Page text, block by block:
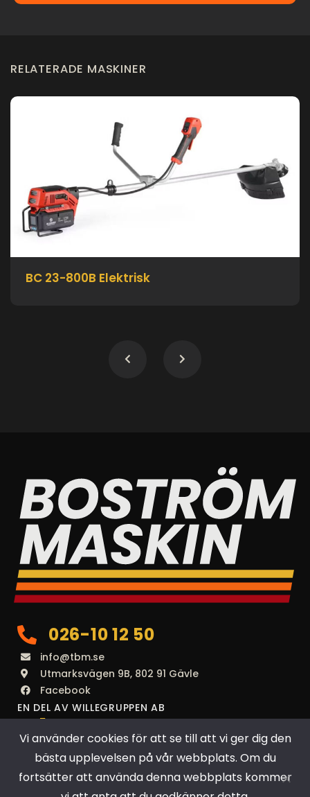
RELATERADE MASKINER
BC 23-800B Elektrisk
026-10 12 50
info@tbm.se
Utmarksvägen 9B, 802 91 Gävle
Facebook
EN DEL AV WILLEGRUPPEN AB
Vi använder cookies för att se till att vi ger dig den
bästa upplevelsen på vår webbplats. Om du
fortsätter att använda denna webbplats kommer